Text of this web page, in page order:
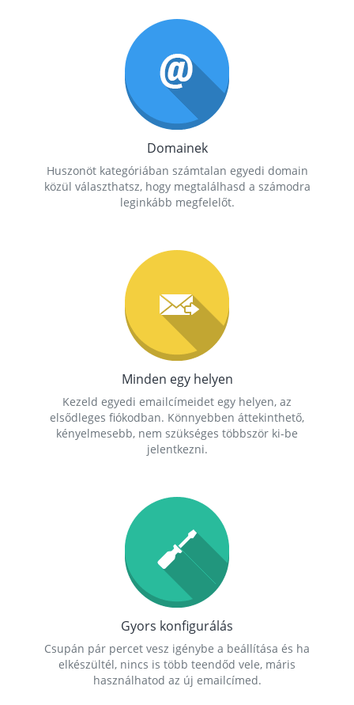
Domainek
Huszonöt kategóriában számtalan egyedi domain
közül választhatsz, hogy megtalálhasd a számodra
leginkább megfelelőt.
Minden egy helyen
Kezeld egyedi emailcímeidet egy helyen, az
elsődleges fiókodban. Könnyebben áttekinthető,
kényelmesebb, nem szükséges többször ki-be
jelentkezni.
Gyors konfigurálás
Csupán pár percet vesz igénybe a beállítása és ha
elkészültél, nincs is több teendőd vele, máris
használhatod az új emailcímed.